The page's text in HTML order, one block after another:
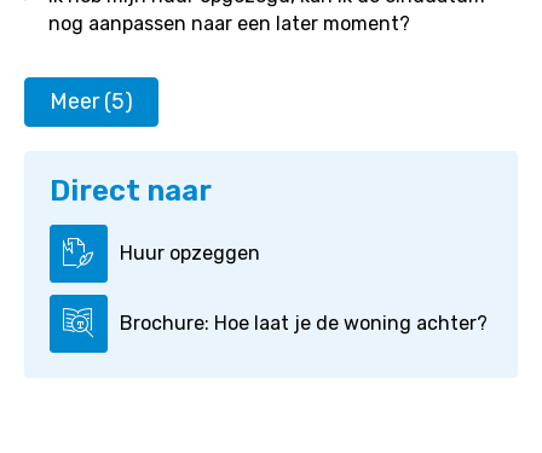
nog aanpassen naar een later moment?
Meer (5)
Direct naar
Huur opzeggen
Brochure: Hoe laat je de woning achter?